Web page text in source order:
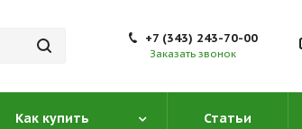
+7 (343) 243-70-00
Заказать звонок
Как купить Статьи